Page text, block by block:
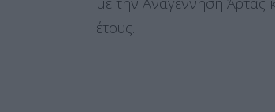
έτους.